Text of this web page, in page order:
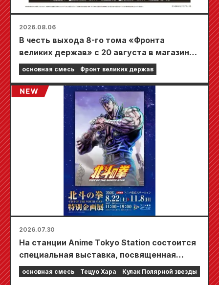
2026.08.06
В честь выхода 8-го тома «Фронта
великих держав» с 20 августа в магазинах
Animate по всей стране пройдет
ограниченная по времени ярмарка, где вы
сможете получить специально
разработанную мини-карту (всего 4 вида)!
основная смесь Фронт великих держав
2026.07.30
На станции Anime Tokyo Station состоится
специальная выставка, посвященная
фильму «Кулак Северной звезды»!!
основная смесь Тецуо Хара Кулак Полярной звезды